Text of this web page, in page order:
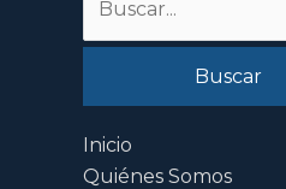
por:
Inicio
Quiénes Somos